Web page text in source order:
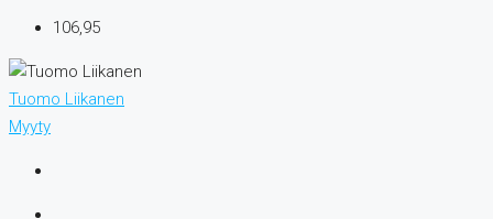
106,95
Tuomo Liikanen
Myyty